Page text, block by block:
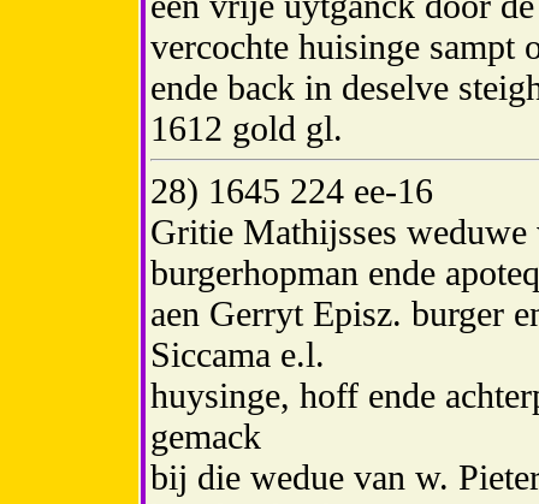
vercochte huisinge sampt
ende back in deselve
1612 gold gl.
28) 1645 224 ee-16
Gritie Mathijsses
burgerhopman ende
aen Gerryt Episz. burger
Siccama e.l.
huysinge, hoff ende
gemack
bij die wedue van w.